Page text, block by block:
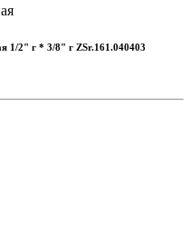
1/2" г * 3/8" г ZSr.161.040403